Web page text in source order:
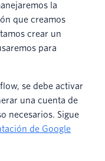
la
que creamos
crear un
para
se debe activar
una cuenta de
necesarios. Sigue
de Google